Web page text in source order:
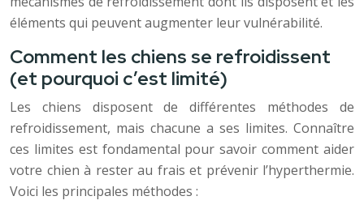
éléments qui peuvent augmenter leur vulnérabilité.
Comment les chiens se refroidissent
(et pourquoi c’est limité)
Les chiens disposent de différentes méthodes de
refroidissement, mais chacune a ses limites. Connaître
ces limites est fondamental pour savoir comment aider
votre chien à rester au frais et prévenir l’hyperthermie.
Voici les principales méthodes :